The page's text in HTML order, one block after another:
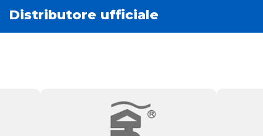
Distributore ufficiale